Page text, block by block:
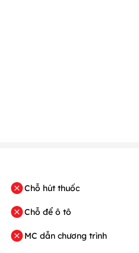
Chỗ hút thuốc
Chỗ để ô tô
MC dẫn chương trình